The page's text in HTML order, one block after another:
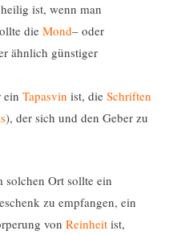
ist, wenn man
die Mond– oder
ähnlich günstiger
ein Tapasvin ist, die Schriften
), der sich und den Geber zu
solchen Ort sollte ein
zu empfangen, ein
von Reinheit ist,